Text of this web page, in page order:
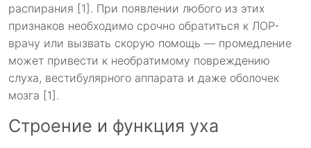
распирания [1]. При появлении любого из этих
признаков необходимо срочно обратиться к ЛОР-
врачу или вызвать скорую помощь — промедление
может привести к необратимому повреждению
слуха, вестибулярного аппарата и даже оболочек
мозга [1].
Строение и функция уха